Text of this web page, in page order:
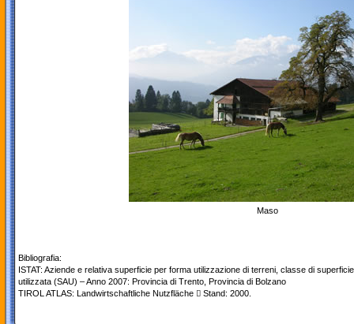
Maso
Bibliografia:
ISTAT: Aziende e relativa superficie per forma utilizzazione di terreni, classe di
utilizzata (SAU) – Anno 2007: Provincia di Trento, Provincia di Bolzano
TIROL ATLAS: Landwirtschaftliche Nutzfläche  Stand: 2000.